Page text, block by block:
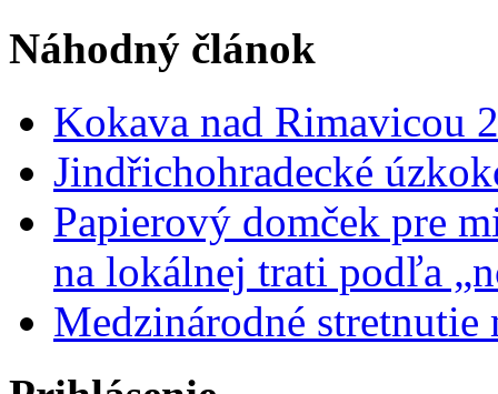
Náhodný článok
Kokava nad Rimavicou
Jindřichohradecké
Papierový domček pre
na lokálnej trati podľa
Medzinárodné